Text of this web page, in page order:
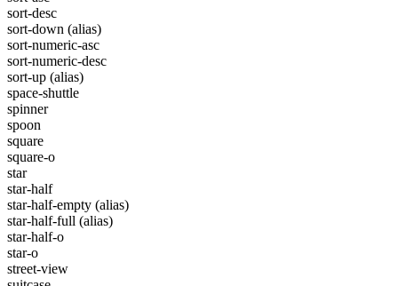
sort-desc
sort-down (alias)
sort-numeric-asc
sort-numeric-desc
sort-up (alias)
space-shuttle
spinner
spoon
square
square-o
star
star-half
star-half-empty (alias)
star-half-full (alias)
star-half-o
star-o
street-view